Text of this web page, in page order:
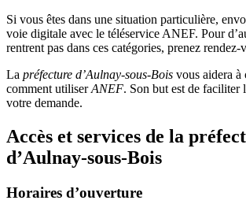
Si vous êtes dans une situation particulière,
voie digitale avec le téléservice ANEF. Pour
rentrent pas dans ces catégories, prenez rendez-
La préfecture d’Aulnay-sous-Bois vous aidera à
comment utiliserANEF. Son but est de faciliter
votre demande.
Accès et services de la
d’Aulnay-sous-Bois
Horaires d’ouverture